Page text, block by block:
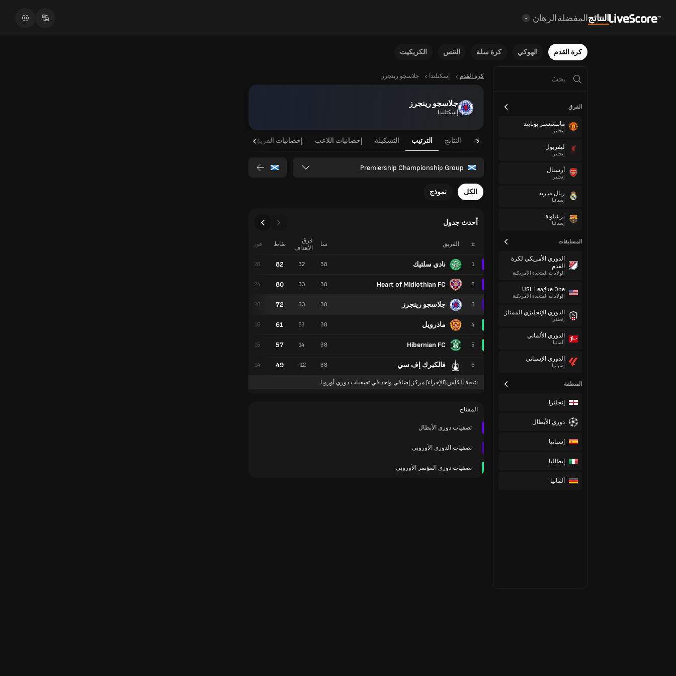
النتائجالمفضلةالرهان
كرة القدم الهوكي كرة سلة التنس الكريكيت
الفرق
مانتشستر يونايتد
إنجلترا
ليفربول
إنجلترا
أرسنال
إنجلترا
ريال مدريد
إسبانيا
برشلونة
إسبانيا
المسابقات
الدوري الأمريكي لكرة
القدم
الولايات المتحدة الأمريكية
USL League One
الولايات المتحدة الأمريكية
الدوري الإنجليزي الممتاز
إنجلترا
الدوري الألماني
ألمانيا
الدوري الإسباني
إسبانيا
المنطقة
إنجلترا
دوري الأبطال
إسبانيا
إيطاليا
ألمانيا
كرة القدم إسكتلندا جلاسجو رينجرز
جلاسجو رينجرز
إسكتلندا
مباريات مجدولة النتائج الترتيب التشكيلة إحصائيات اللاعب إحصائيات الفريق
Premiership Championship Group
الكل نموذج
أحدث جدول
# الفريق
1 نادي سلتيك
2
Heart of Midlothian FC
3 جلاسجو رينجرز
4 ماذرويل
5
Hibernian FC
6 فالكيرك إف سي
سا
فرق
الأهداف
نقاط فوز
38
32
82
26
38
33
80
24
38
33
72
20
38
23
61
16
38
14
57
15
38
-12
49
14
نتيجة الكأس [الإجراء] مركز إضافي واحد في تصفيات دوري أوروبا
المفتاح
تصفيات دوري الأبطال
تصفيات الدوري الأوروبي
تصفيات دوري المؤتمر الأوروبي